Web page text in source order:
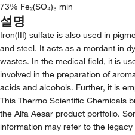
73% Fe₂(SO₄)₃ min
설명
Iron(III) sulfate is also used in
and steel. It acts as a mordant in
wastes. In the medical field, it is
involved in the preparation of
acids and alcohols. Further, it is
This Thermo Scientific Chemicals
the Alfa Aesar product portfolio.
information may refer to the